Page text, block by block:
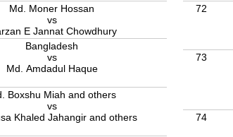
Md. Moner Hossan
vs
E Jannat Chowdhury
Bangladesh
vs
Md. Amdadul Haque
Boxshu Miah and others
vs
Khaled Jahangir and others
72
73
74